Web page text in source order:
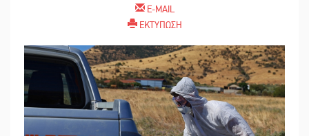
E-MAIL
ΕΚΤΥΠΩΣΗ